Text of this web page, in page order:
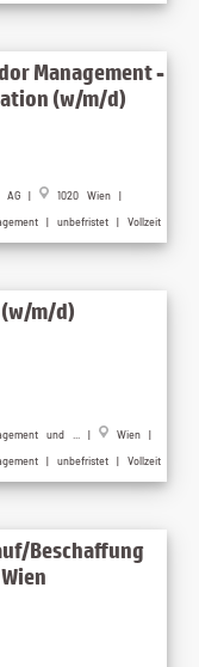
Management -
(w/m/d)
AG |
1020 Wien |
| unbefristet | Vollzeit
m/d)
und ... |
Wien |
| unbefristet | Vollzeit
Beschaffung